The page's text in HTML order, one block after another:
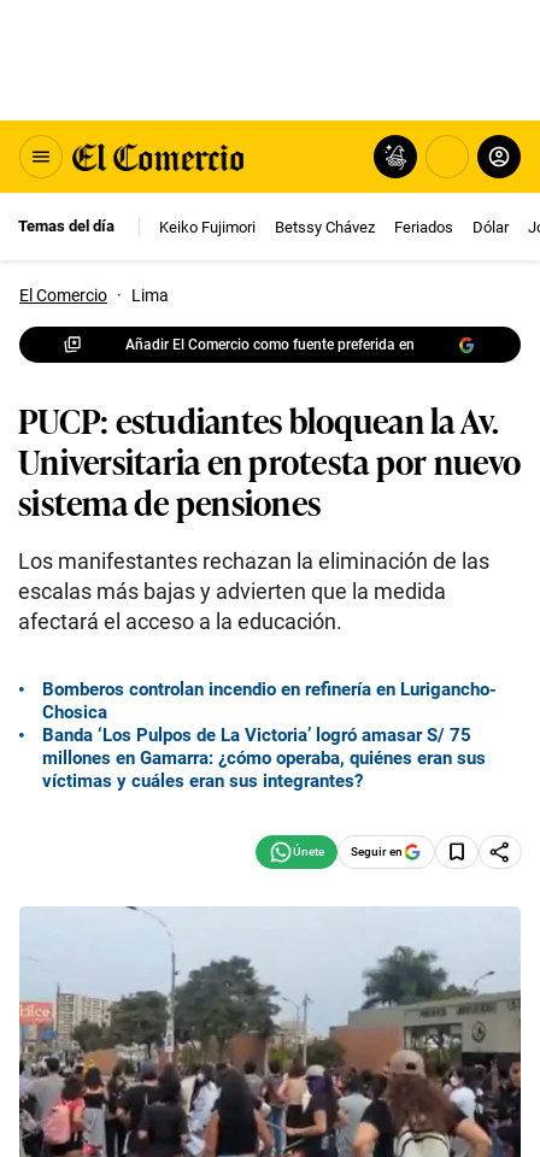
Temas del día Keiko Fujimori Betssy Chávez Feriados Dólar
El Comercio · Lima
Añadir El Comercio como fuente preferida en
PUCP: estudiantes bloquean la Av.
Universitaria en protesta por nuevo
sistema de pensiones
Los manifestantes rechazan la eliminación de las
escalas más bajas y advierten que la medida
afectará el acceso a la educación.
Bomberos controlan incendio en refinería en Lurigancho-
Chosica
Banda ‘Los Pulpos de La Victoria’ logró amasar S/ 75
millones en Gamarra: ¿cómo operaba, quiénes eran sus
víctimas y cuáles eran sus integrantes?
Seguir en